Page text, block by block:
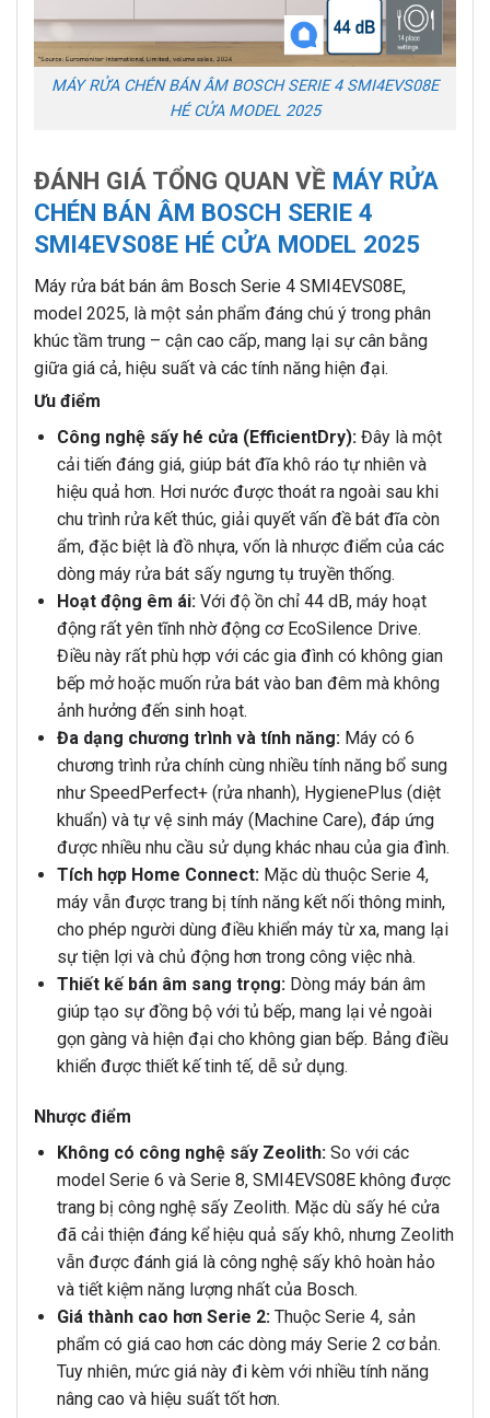
MÁY RỬA CHÉN BÁN ÂM BOSCH SERIE 4 SMI4EVS08E
HÉ CỬA MODEL 2025
ĐÁNH GIÁ TỔNG QUAN VỀ MÁY RỬA
CHÉN BÁN ÂM BOSCH SERIE 4
SMI4EVS08E HÉ CỬA MODEL 2025
Máy rửa bát bán âm Bosch Serie 4 SMI4EVS08E,
model 2025, là một sản phẩm đáng chú ý trong phân
khúc tầm trung – cận cao cấp, mang lại sự cân bằng
giữa giá cả, hiệu suất và các tính năng hiện đại.
Ưu điểm
Công nghệ sấy hé cửa (EfficientDry):Đây là một
cải tiến đáng giá, giúp bát đĩa khô ráo tự nhiên và
hiệu quả hơn. Hơi nước được thoát ra ngoài sau khi
chu trình rửa kết thúc, giải quyết vấn đề bát đĩa còn
ẩm, đặc biệt là đồ nhựa, vốn là nhược điểm của các
dòng máy rửa bát sấy ngưng tụ truyền thống.
Hoạt động êm ái:Với độ ồn chỉ 44 dB, máy hoạt
động rất yên tĩnh nhờ động cơ EcoSilence Drive.
Điều này rất phù hợp với các gia đình có không gian
bếp mở hoặc muốn rửa bát vào ban đêm mà không
ảnh hưởng đến sinh hoạt.
Đa dạng chương trình và tính năng:Máy có 6
chương trình rửa chính cùng nhiều tính năng bổ sung
như SpeedPerfect+ (rửa nhanh), HygienePlus (diệt
khuẩn) và tự vệ sinh máy (Machine Care), đáp ứng
được nhiều nhu cầu sử dụng khác nhau của gia đình.
Tích hợp Home Connect:Mặc dù thuộc Serie 4,
máy vẫn được trang bị tính năng kết nối thông minh,
cho phép người dùng điều khiển máy từ xa, mang lại
sự tiện lợi và chủ động hơn trong công việc nhà.
Thiết kế bán âm sang trọng:Dòng máy bán âm
giúp tạo sự đồng bộ với tủ bếp, mang lại vẻ ngoài
gọn gàng và hiện đại cho không gian bếp. Bảng điều
khiển được thiết kế tinh tế, dễ sử dụng.
Nhược điểm
Không có công nghệ sấy Zeolith:So với các
model Serie 6 và Serie 8, SMI4EVS08E không được
trang bị công nghệ sấy Zeolith. Mặc dù sấy hé cửa
đã cải thiện đáng kể hiệu quả sấy khô, nhưng Zeolith
vẫn được đánh giá là công nghệ sấy khô hoàn hảo
và tiết kiệm năng lượng nhất của Bosch.
Giá thành cao hơn Serie 2:Thuộc Serie 4, sản
phẩm có giá cao hơn các dòng máy Serie 2 cơ bản.
Tuy nhiên, mức giá này đi kèm với nhiều tính năng
nâng cao và hiệu suất tốt hơn.